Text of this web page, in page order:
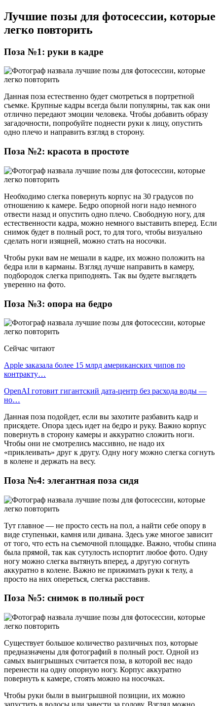
Лучшие позы для фотосессии, которые
легко повторить
Поза №1: руки в кадре
Данная поза естественно будет смотреться в портретной
съемке. Крупные кадры всегда были популярны, так как они
отлично передают эмоции человека. Чтобы добавить образу
загадочности, попробуйте поднести руки к лицу, опустить
одно плечо и направить взгляд в сторону.
Поза №2: красота в простоте
Необходимо слегка повернуть корпус на 30 градусов по
отношению к камере. Бедро опорной ноги надо немного
отвести назад и опустить одно плечо. Свободную ногу, для
естественности кадра, можно немного выставить вперед. Если
снимок будет в полный рост, то для того, чтобы визуально
сделать ноги изящней, можно стать на носочки.
Чтобы руки вам не мешали в кадре, их можно положить на
бедра или в карманы. Взгляд лучше направить в камеру,
подбородок слегка приподнять. Так вы будете выглядеть
уверенно на фото.
Поза №3: опора на бедро
Сейчас читают
Apple заказала более 15 млрд американских чипов по
контракту…
OpenAI готовит гигантский дата-центр без расхода воды —
но…
Данная поза подойдет, если вы захотите разбавить кадр и
присядете. Опора здесь идет на бедро и руку. Важно корпус
повернуть в сторону камеры и аккуратно сложить ноги.
Чтобы они не смотрелись массивно, не надо их
«приклеивать» друг к другу. Одну ногу можно слегка согнуть
в колене и держать на весу.
Поза №4: элегантная поза сидя
Тут главное — не просто сесть на пол, а найти себе опору в
виде ступеньки, камня или дивана. Здесь уже многое зависит
от того, что есть на съемочной площадке. Важно, чтобы спина
была прямой, так как сутулость испортит любое фото. Одну
ногу можно слегка вытянуть вперед, а другую согнуть
аккуратно в колене. Важно не прижимать руки к телу, а
просто на них опереться, слегка расставив.
Поза №5: снимок в полный рост
Существует большое количество различных поз, которые
предназначены для фотографий в полный рост. Одной из
самых выигрышных считается поза, в которой вес надо
перенести на одну опорную ногу. Корпус аккуратно
повернуть к камере, стоять можно на носочках.
Чтобы руки были в выигрышной позиции, их можно
запустить в волосы или завести за голову. Взгляд можно